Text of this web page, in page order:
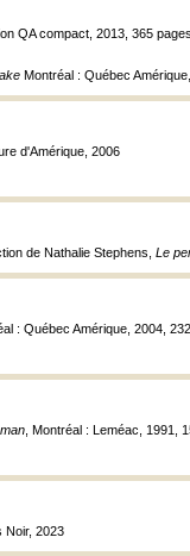
QA compact, 2013, 365
Montréal : Québec
d'Amérique, 2006
de Nathalie Stephens, Le
: Québec Amérique, 2004, 232
, Montréal : Leméac, 1991,
Noir, 2023